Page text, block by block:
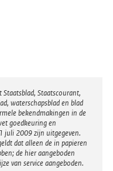
Staatscourant,
waterschapsblad en blad
bekendmakingen in de
goedkeuring en
juli 2009 zijn uitgegeven.
dat alleen de in papieren
de hier aangeboden
van service aangeboden.